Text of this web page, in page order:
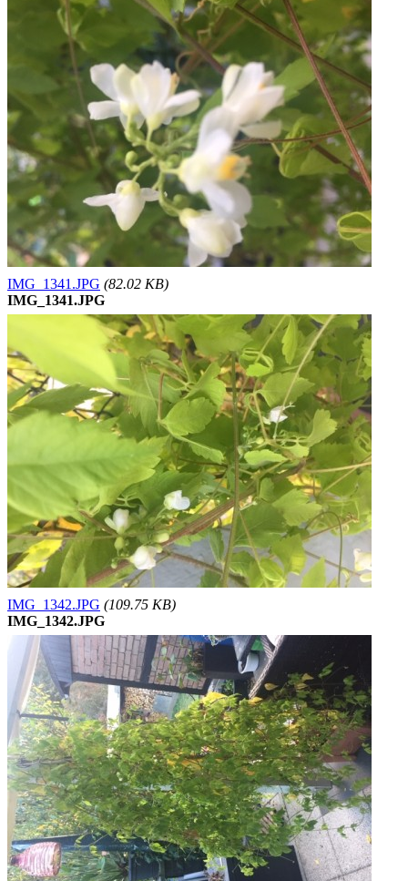
IMG_1341.JPG (82.02 KB)
IMG_1341.JPG
IMG_1342.JPG (109.75 KB)
IMG_1342.JPG